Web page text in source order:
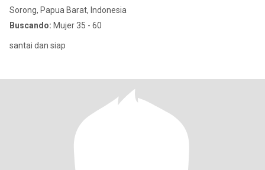
Sorong, Papua Barat, Indonesia
Buscando: Mujer 35 - 60
santai dan siap